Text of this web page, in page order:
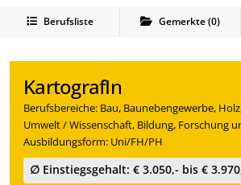
Berufsliste Gemerkte(0)
KartografIn
Berufsbereiche: Bau, Baunebengewerbe,
Umwelt / Wissenschaft, Bildung, Forschung
Ausbildungsform: Uni/FH/PH
∅ Einstiegsgehalt: € 3.050,- bis €